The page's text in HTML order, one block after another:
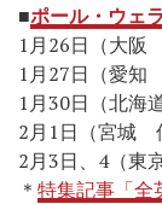
■ポール・ウェ
1月26日（大阪
1月27日（愛知
1月30日（北海
2月1日（宮城
2月3日、4（東
＊ 特集記事「全